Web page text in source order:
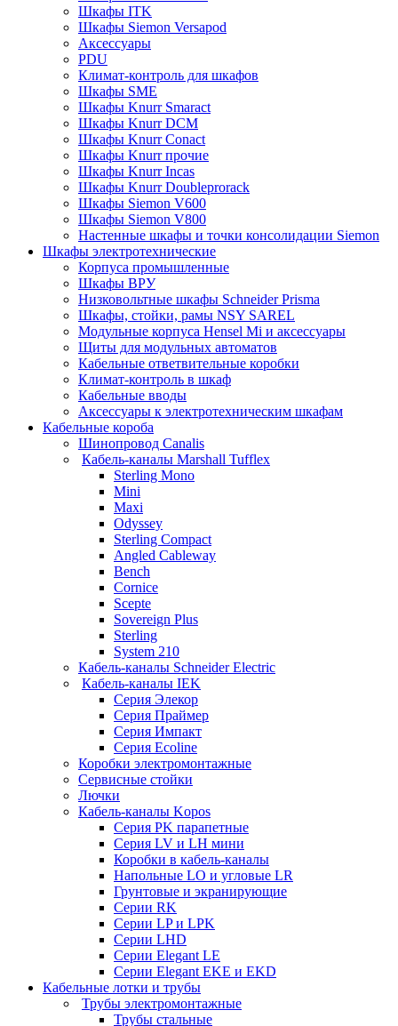
Шкафы ITK
Шкафы Siemon Versapod
Аксессуары
PDU
Климат-контроль для шкафов
Шкафы SME
Шкафы Knurr Smaract
Шкафы Knurr DCM
Шкафы Knurr Conact
Шкафы Knurr прочие
Шкафы Knurr Incas
Шкафы Knurr Doubleprorack
Шкафы Siemon V600
Шкафы Siemon V800
Настенные шкафы и точки консолидации Siemon
Шкафы электротехнические
Корпуса промышленные
Шкафы ВРУ
Низковольтные шкафы Schneider Prisma
Шкафы, стойки, рамы NSY SAREL
Модульные корпуса Hensel Mi и аксессуары
Щиты для модульных автоматов
Кабельные ответвительные коробки
Климат-контроль в шкаф
Кабельные вводы
Аксессуары к электротехническим шкафам
Кабельные короба
Шинопровод Canalis
Кабель-каналы Marshall Tufflex
Sterling Mono
Mini
Maxi
Odyssey
Sterling Compact
Angled Cableway
Bench
Cornice
Scepte
Sovereign Plus
Sterling
System 210
Кабель-каналы Schneider Electric
Кабель-каналы IEK
Серия Элекор
Серия Праймер
Серия Импакт
Серия Ecoline
Коробки электромонтажные
Сервисные стойки
Лючки
Кабель-каналы Kopos
Серия PK парапетные
Серия LV и LH мини
Коробки в кабель-каналы
Напольные LO и угловые LR
Грунтовые и экранирующие
Серии RK
Серии LP и LPK
Серии LHD
Серии Elegant LE
Серии Elegant EKE и EKD
Кабельные лотки и трубы
Трубы электромонтажные
Трубы стальные